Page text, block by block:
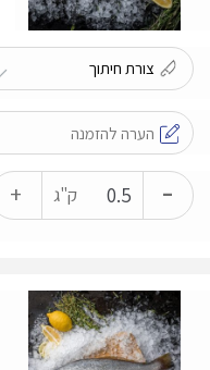
-
כמות
של
ק"ג +